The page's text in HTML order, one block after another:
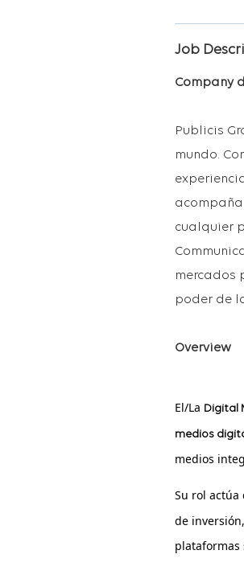
Job
Company
Publicis
mundo.
cualquier
mercados
poder de
Overview
El/La Digital
medios
medios
Su rol actúa
de
plataformas